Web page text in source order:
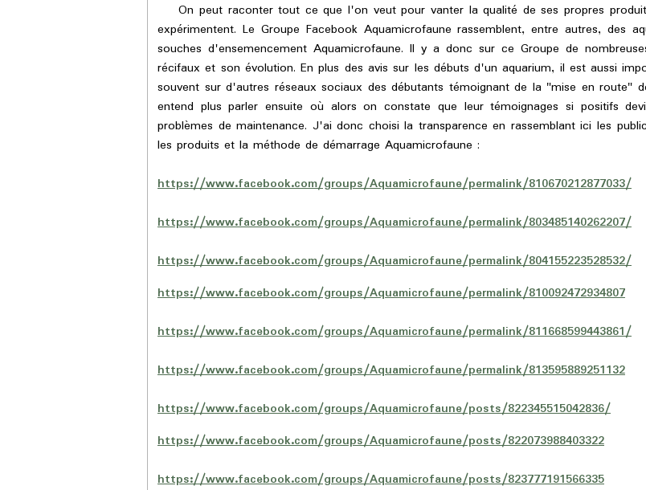
On peut raconter tout ce que l'on veut pour vanter la qualité de ses propres
expérimentent. Le Groupe Facebook Aquamicrofaune rassemblent, entre autres, des
souches d'ensemencement Aquamicrofaune. Il y a donc sur ce Groupe de
récifaux et son évolution. En plus des avis sur les débuts d'un aquarium, il est aussi
souvent sur d'autres réseaux sociaux des débutants témoignant de la "mise en route"
entend plus parler ensuite où alors on constate que leur témoignages si positifs
problèmes de maintenance. J'ai donc choisi la transparence en rassemblant ici les
les produits et la méthode de démarrage Aquamicrofaune :
https://www.facebook.com/groups/Aquamicrofaune/permalink/810670212877033/
https://www.facebook.com/groups/Aquamicrofaune/permalink/803485140262207/
https://www.facebook.com/groups/Aquamicrofaune/permalink/804155223528532/
https://www.facebook.com/groups/Aquamicrofaune/permalink/810092472934807
https://www.facebook.com/groups/Aquamicrofaune/permalink/811668599443861/
https://www.facebook.com/groups/Aquamicrofaune/permalink/813595889251132
https://www.facebook.com/groups/Aquamicrofaune/posts/822345515042836/
https://www.facebook.com/groups/Aquamicrofaune/posts/822073988403322
https://www.facebook.com/groups/Aquamicrofaune/posts/823777191566335